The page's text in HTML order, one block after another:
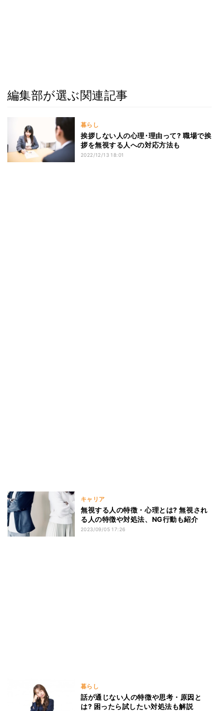
編集部が選ぶ関連記事
暮らし
挨拶しない人の心理･理由って? 職場で挨
拶を無視する人への対応方法も
2022/12/13 18:01
キャリア
無視する人の特徴・心理とは? 無視され
る人の特徴や対処法、NG行動も紹介
2023/09/05 17:26
暮らし
話が通じない人の特徴や思考・原因と
は? 困ったら試したい対処法も解説